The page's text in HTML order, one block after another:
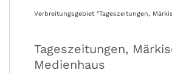
Verbreitungsgebiet "Tageszeitungen,
Tageszeitungen,
Medienhaus